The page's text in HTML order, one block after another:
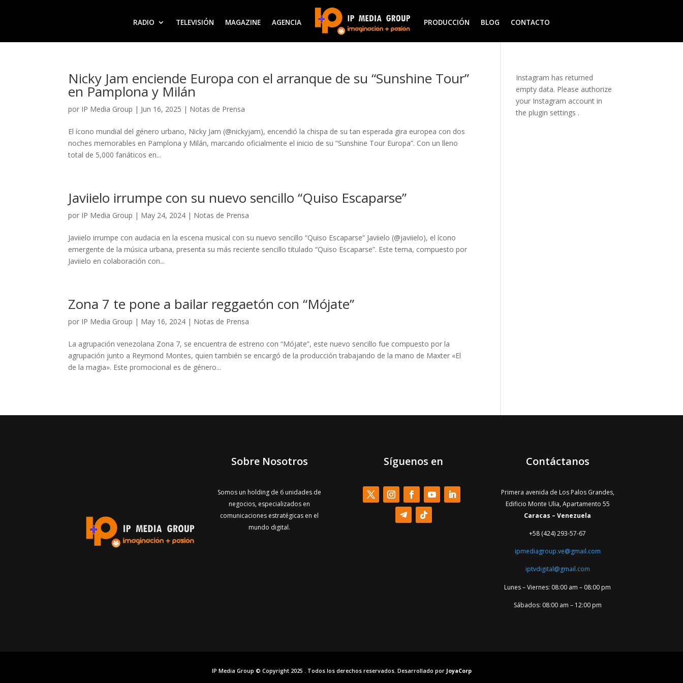
RADIO TELEVISIÓN MAGAZINE AGENCIA PRODUCCIÓN BLOG CONTACTO
Nicky Jam enciende Europa con el arranque de su “Sunshine Tour”
en Pamplona y Milán
por IP Media Group | Jun 16, 2025 | Notas de Prensa
El ícono mundial del género urbano, Nicky Jam (@nickyjam), encendió la chispa de su tan esperada gira europea con dos
noches memorables en Pamplona y Milán, marcando oficialmente el inicio de su “Sunshine Tour Europa”. Con un lleno
total de 5,000 fanáticos en...
Javiielo irrumpe con su nuevo sencillo “Quiso Escaparse”
por IP Media Group | May 24, 2024 | Notas de Prensa
Javiielo irrumpe con audacia en la escena musical con su nuevo sencillo “Quiso Escaparse” Javiielo (@javiielo), el ícono
emergente de la música urbana, presenta su más reciente sencillo titulado “Quiso Escaparse”. Este tema, compuesto por
Javiielo en colaboración con...
Zona 7 te pone a bailar reggaetón con “Mójate”
por IP Media Group | May 16, 2024 | Notas de Prensa
La agrupación venezolana Zona 7, se encuentra de estreno con “Mójate”, este nuevo sencillo fue compuesto por la
agrupación junto a Reymond Montes, quien también se encargó de la producción trabajando de la mano de Maxter «El
de la magia». Este promocional es de género...
Instagram has returned
empty data. Please authorize
your Instagram account in
theplugin settings .
Sobre Nosotros
Somos un holding de 6 unidades de
negocios, especializados en
comunicaciones estratégicas en el
mundo digital.
Síguenos en Contáctanos
Primera avenida de Los Palos Grandes,
Edificio Monte Ulia, Apartamento 55
Caracas – Venezuela
+58 (424) 293-57-67
ipmediagroup.ve@gmail.com
iptvdigital@gmail.com
Lunes – Viernes: 08:00 am – 08:00 pm
Sábados: 08:00 am – 12:00 pm
IP Media Group © Copyright 2025 . Todos los derechos reservados. Desarrollado por JoyaCorp